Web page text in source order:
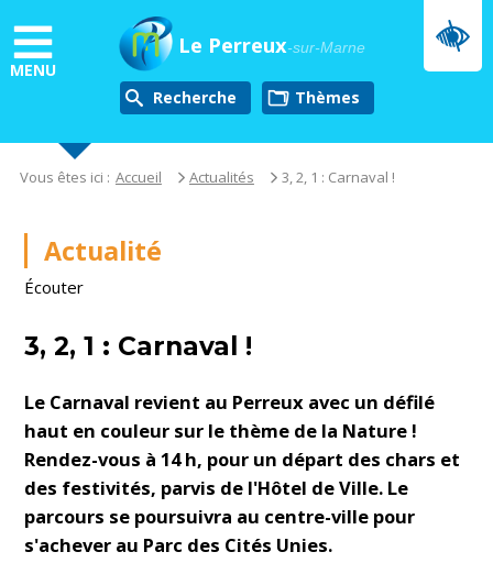
au
contenu
principal
MENU
Le Perreux-sur-Marne
Recherche thèmes
Vous êtes ici : Accueil Actualités 3, 2, 1 : Carnaval !
Actualité
Écouter
3, 2, 1 : Carnaval !
Le Carnaval revient au Perreux avec un défilé
haut en couleur sur le thème de la Nature !
Rendez-vous à 14 h, pour un départ des chars et
des festivités, parvis de l'Hôtel de Ville. Le
parcours se poursuivra au centre-ville pour
s'achever au Parc des Cités Unies.